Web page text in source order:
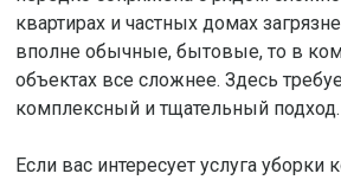
квартирах и частных домах
вполне обычные, бытовые, то в
объектах все сложнее. Здесь
комплексный и тщательный подход.
Если вас интересует услуга уборки